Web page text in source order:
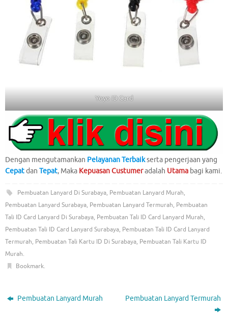
Yoyo ID Card
Dengan mengutamankan Pelayanan Terbaikserta pengerjaan yang
Cepatdan Tepat, Maka Kepuasan Custumeradalah Utama bagi kami.
Pembuatan Lanyard Di Surabaya, Pembuatan Lanyard Murah,
Pembuatan Lanyard Surabaya, Pembuatan Lanyard Termurah, Pembuatan
Tali ID Card Lanyard Di Surabaya, Pembuatan Tali ID Card Lanyard Murah,
Pembuatan Tali ID Card Lanyard Surabaya, Pembuatan Tali ID Card Lanyard
Termurah, Pembuatan Tali Kartu ID Di Surabaya, Pembuatan Tali Kartu ID
Murah.
Bookmark.
Pembuatan Lanyard Murah Pembuatan Lanyard Termurah